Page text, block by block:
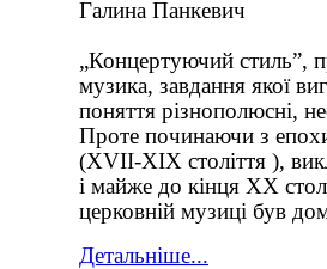
Галина Панкевич
„Концертуючий стиль”,
музика, завдання якої
поняття різнополюсні,
Проте починаючи з
(XVII-XIX століття ),
і майже до кінця XX
церковній музиці був
Детальніше...